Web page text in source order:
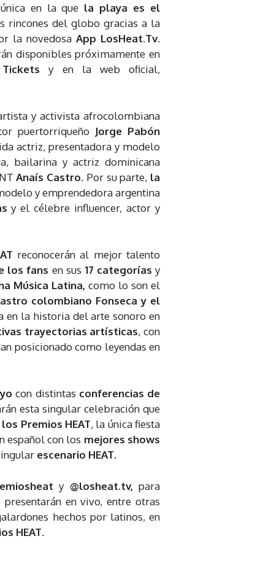
en la que la playa es el
rincones del globo gracias a la
la novedosa App LosHeat.Tv.
disponibles próximamente en
y en la web oficial,
y activista afrocolombiana
puertorriqueño Jorge Pabón
actriz, presentadora y modelo
bailarina y actriz dominicana
Anaís Castro. Por su parte, la
y emprendedora argentina
y el célebre influencer, actor y
reconocerán al mejor talento
los fans en sus 17 categorías y
Música Latina, como lo son el
colombiano Fonseca y el
en la historia del arte sonoro en
trayectorias artísticas, con
posicionado como leyendas en
con distintas conferencias de
esta singular celebración que
los Premios HEAT, la única fiesta
español con los mejores shows
escenario HEAT.
y @losheat.tv, para
en vivo, entre otras
hechos por latinos, en
HEAT.